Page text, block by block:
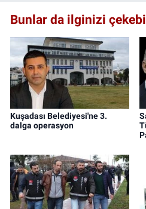
Bunlar da ilginizi
Kuşadası Belediyesi'ne 3.
dalga operasyon